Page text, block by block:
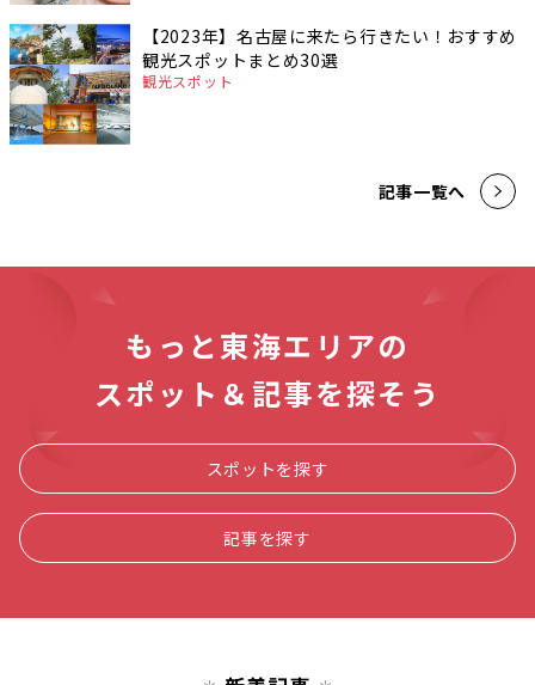
【2023年】名古屋に来たら行きたい！おすすめ
観光スポットまとめ30選
観光スポット
記事一覧へ
もっと東海エリアの
スポット＆記事を探そう
スポットを探す
記事を探す